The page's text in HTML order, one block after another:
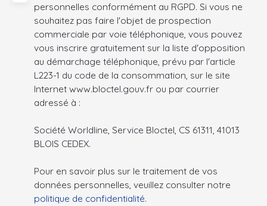
personnelles conformément au RGPD. Si vous ne
souhaitez pas faire l'objet de prospection
commerciale par voie téléphonique, vous pouvez
vous inscrire gratuitement sur la liste d'opposition
au démarchage téléphonique, prévu par l'article
L223-1 du code de la consommation, sur le site
Internet www.bloctel.gouv.fr ou par courrier
adressé à :
Société Worldline, Service Bloctel, CS 61311, 41013
BLOIS CEDEX.
Pour en savoir plus sur le traitement de vos
données personnelles, veuillez consulter notre
politique de confidentialité.